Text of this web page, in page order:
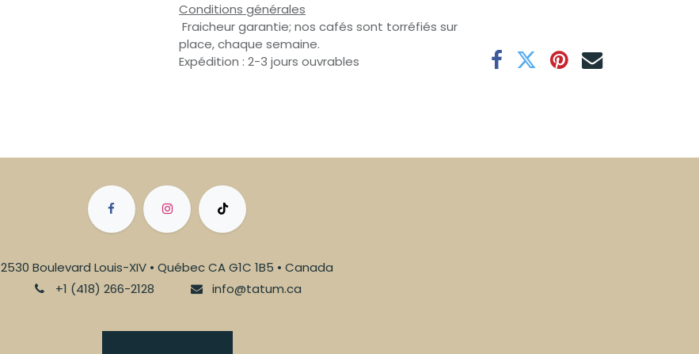
Conditions générales
Fraicheur garantie; nos cafés sont torréfiés sur
place, chaque semaine.
Expédition : 2-3 jours ouvrables
2530 Boulevard Louis-XIV • Québec CA G1C 1B5 • Canada
+1 (418) 266-2128
info@tatum.ca